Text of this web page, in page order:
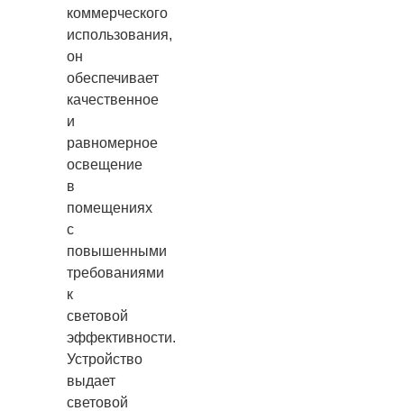
коммерческого
использования,
он
обеспечивает
качественное
и
равномерное
освещение
в
помещениях
с
повышенными
требованиями
к
световой
эффективности.
Устройство
выдает
световой